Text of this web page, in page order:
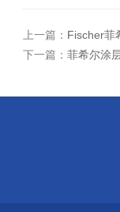
上一篇： Fischer菲
下一篇： 菲希尔涂